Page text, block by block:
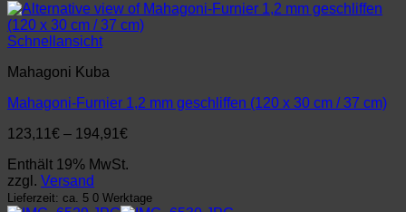
Schnellansicht
Mahagoni Kuba
Mahagoni-Furnier 1,2 mm geschliffen (120 x 30 cm / 37 cm)
123,11 € – 194,91 €
bis
Enthält 19% MwSt.
zzgl. Versand
Lieferzeit: ca. 5 0 Werktage